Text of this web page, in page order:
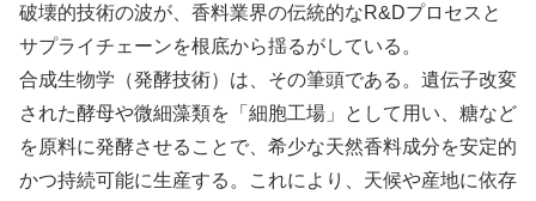
破壊的技術の波が、香料業界の伝統的なR&Dプロセスと
サプライチェーンを根底から揺るがしている。
合成生物学（発酵技術）は、その筆頭である。遺伝子改変
された酵母や微細藻類を「細胞工場」として用い、糖など
を原料に発酵させることで、希少な天然香料成分を安定的
かつ持続可能に生産する。これにより、天候や産地に依存